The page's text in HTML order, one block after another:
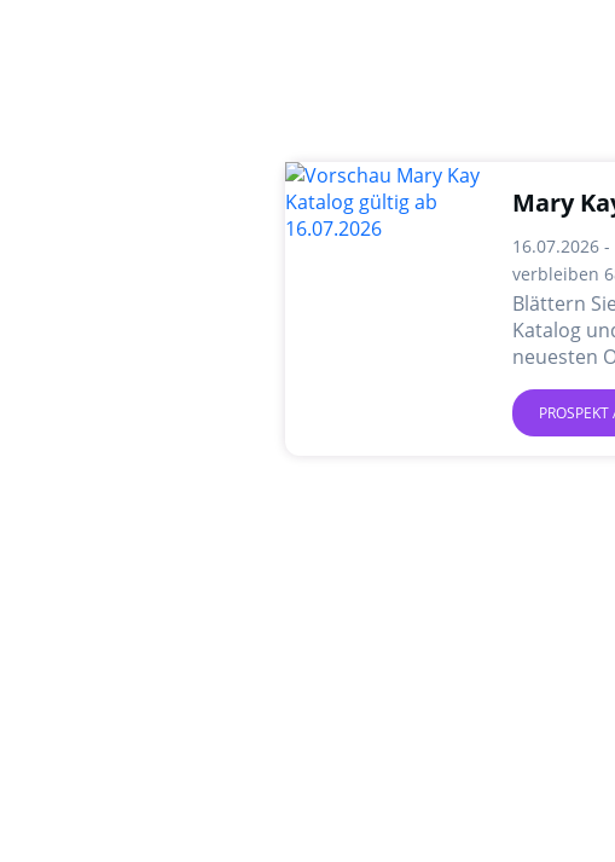
Mary
16.07.2026
verbleiben
Blättern
Katalog
neuesten
und